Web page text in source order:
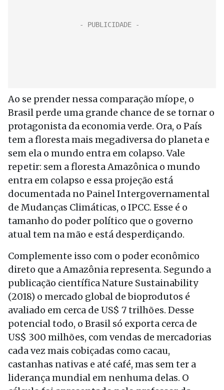
Ao se prender nessa comparação míope, o
Brasil perde uma grande chance de se tornar o
protagonista da economia verde. Ora, o País
tem a floresta mais megadiversa do planeta e
sem ela o mundo entra em colapso. Vale
repetir: sem a floresta Amazônica o mundo
entra em colapso e essa projeção está
documentada no Painel Intergovernamental
de Mudanças Climáticas, o IPCC. Esse é o
tamanho do poder político que o governo
atual tem na mão e está desperdiçando.
Complemente isso com o poder econômico
direto que a Amazônia representa. Segundo a
publicação científica Nature Sustainability
(2018) o mercado global de bioprodutos é
avaliado em cerca de US$ 7 trilhões. Desse
potencial todo, o Brasil só exporta cerca de
US$ 300 milhões, com vendas de mercadorias
cada vez mais cobiçadas como cacau,
castanhas nativas e até café, mas sem ter a
liderança mundial em nenhuma delas. O